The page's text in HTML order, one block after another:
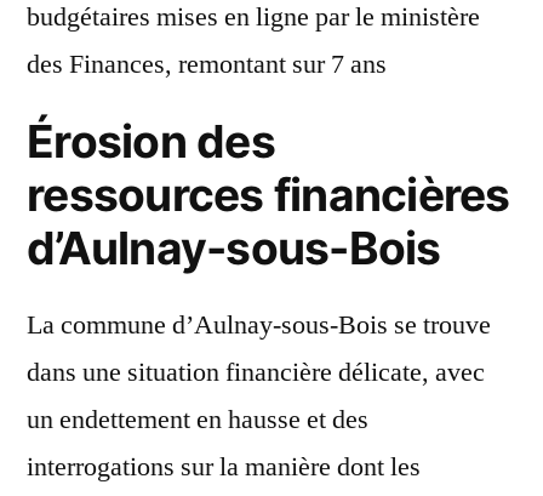
budgétaires mises en ligne par le ministère
des Finances, remontant sur 7 ans
Érosion des
ressources financières
d’Aulnay-sous-Bois
La commune d’Aulnay-sous-Bois se trouve
dans une situation financière délicate, avec
un endettement en hausse et des
interrogations sur la manière dont les